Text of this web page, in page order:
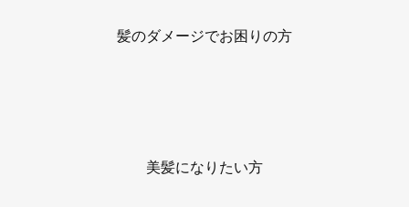
髪のダメージでお困りの方
美髪になりたい方